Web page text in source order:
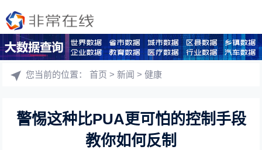
您当前的位置：首页 >新闻 >健康
警惕这种比PUA更可怕的控制手段
教你如何反制